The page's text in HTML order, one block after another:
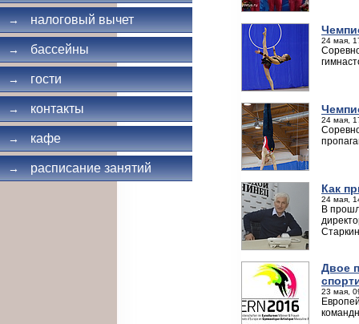
→ налоговый вычет
→ бассейны
→ гости
→ контакты
→ кафе
→ расписание занятий
24 мая,
24 мая,
Как
24 мая,
В
Двое
23 мая,